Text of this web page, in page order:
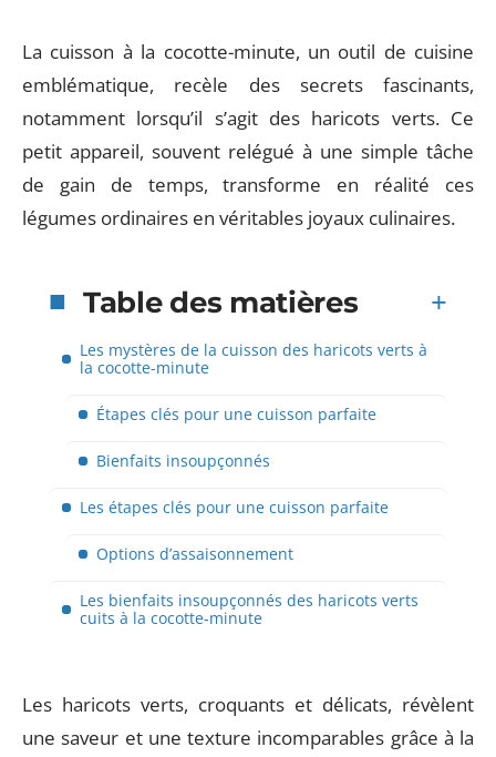
La cuisson à la cocotte-minute, un outil de cuisine
emblématique, recèle des secrets fascinants,
notamment lorsqu’il s’agit des haricots verts. Ce
petit appareil, souvent relégué à une simple tâche
de gain de temps, transforme en réalité ces
légumes ordinaires en véritables joyaux culinaires.
Table des matières
Les mystères de la cuisson des haricots verts à
la cocotte-minute
Étapes clés pour une cuisson parfaite
Bienfaits insoupçonnés
Les étapes clés pour une cuisson parfaite
Options d’assaisonnement
Les bienfaits insoupçonnés des haricots verts
cuits à la cocotte-minute
Les haricots verts, croquants et délicats, révèlent
une saveur et une texture incomparables grâce à la